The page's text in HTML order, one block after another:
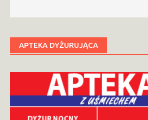
APTEKA DYŻURUJĄCA